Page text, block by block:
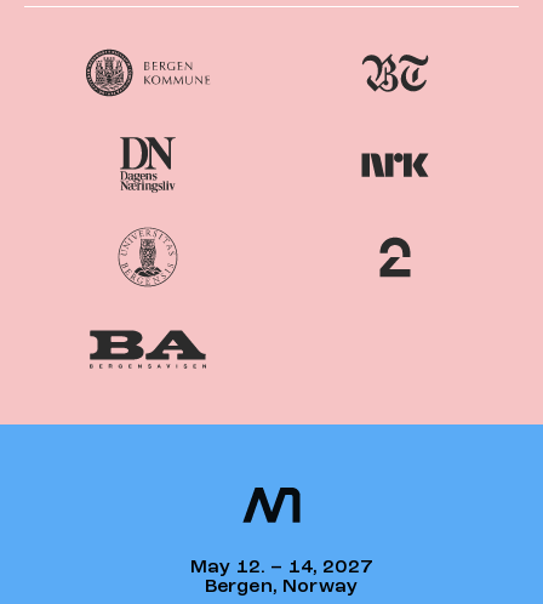
May 12. – 14, 2027
Bergen, Norway